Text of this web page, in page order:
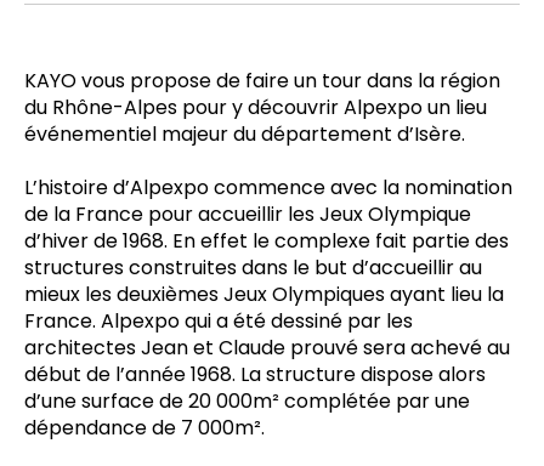
KAYO vous propose de faire un tour dans la région
du Rhône-Alpes pour y découvrir Alpexpo un lieu
événementiel majeur du département d’Isère.
L’histoire d’Alpexpo commence avec la nomination
de la France pour accueillir les Jeux Olympique
d’hiver de 1968. En effet le complexe fait partie des
structures construites dans le but d’accueillir au
mieux les deuxièmes Jeux Olympiques ayant lieu la
France. Alpexpo qui a été dessiné par les
architectes Jean et Claude prouvé sera achevé au
début de l’année 1968. La structure dispose alors
d’une surface de 20 000m² complétée par une
dépendance de 7 000m².